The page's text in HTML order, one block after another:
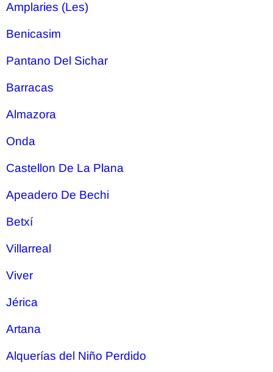
Amplaries (Les)
Benicasim
Pantano Del Sichar
Barracas
Almazora
Onda
Castellon De La Plana
Apeadero De Bechi
Betxí
Villarreal
Viver
Jérica
Artana
Alquerías del Niño Perdido